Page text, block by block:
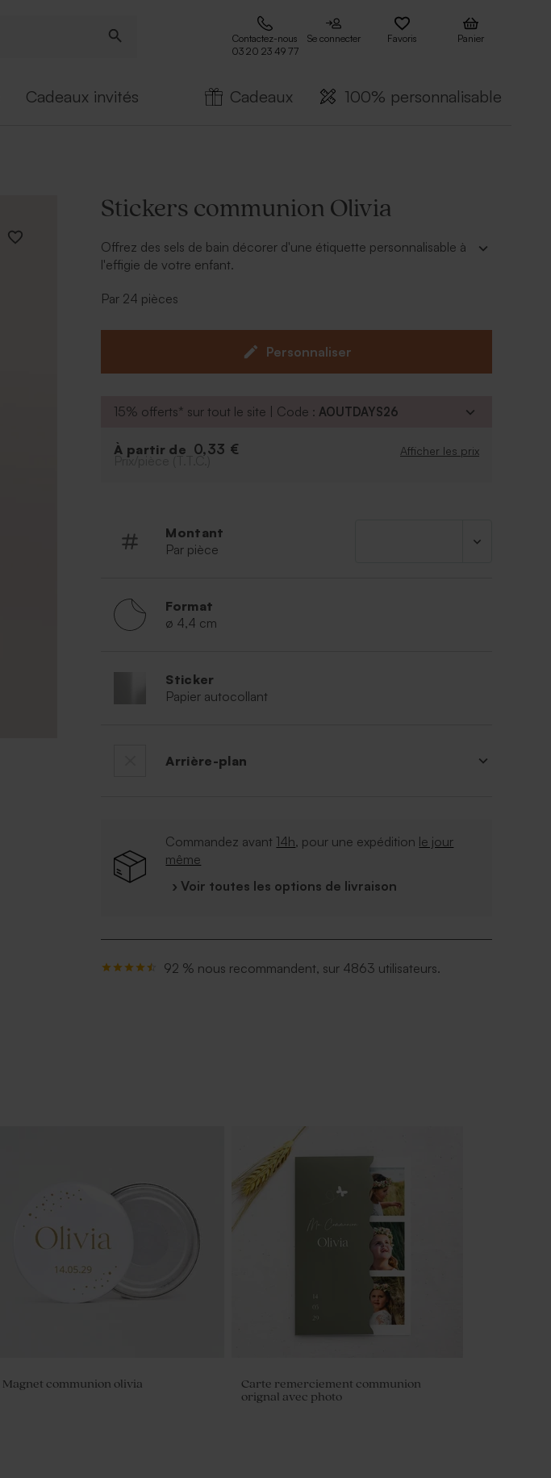
Contactez-nous
03 20 23 49 77
Se connecter Favoris Panier
Cadeaux invités Cadeaux 100% personnalisable
Stickers communion Olivia
Offrez des sels de bain décorer d'une étiquette personnalisable à
l'effigie de votre enfant.
* Sel de bain vendu séparemment.
Par 24 pièces
Personnaliser
15% offerts* sur tout le site | Code :AOUTDAYS26
À partir de 0,33 € Afficher les prix
Prix/pièce (T.T.C.)
Montant
Par pièce
Format
ø 4,4 cm
Sticker
Papier autocollant
Arrière-plan
Commandez avant 14h, pour une expédition le jour
même
› Voir toutes les options de livraison
92 % nous recommandent, sur 4863 utilisateurs.
Magnet communion olivia
Carte remerciement communion
orignal avec photo